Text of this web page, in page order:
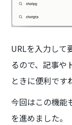
URLを入力して
るので、記事や
ときに便利です
今回はこの機能
を進めました。